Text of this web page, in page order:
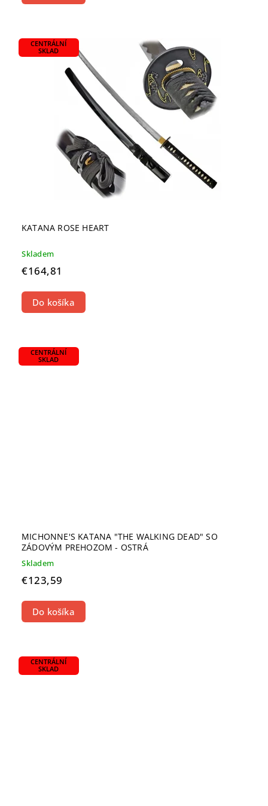
CENTRÁLNÍ
SKLAD
KATANA ROSE HEART
Skladem
€164,81
Do košíka
CENTRÁLNÍ
SKLAD
MICHONNE'S KATANA "THE WALKING DEAD" SO
ZÁDOVÝM PREHOZOM - OSTRÁ
Skladem
€123,59
Do košíka
CENTRÁLNÍ
SKLAD